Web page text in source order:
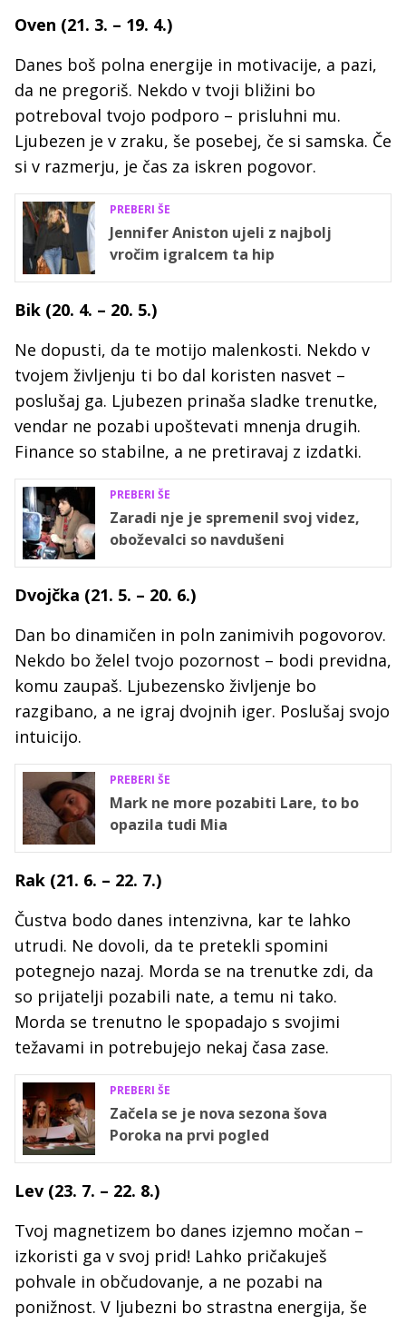
Oven (21. 3. – 19. 4.)
Danes boš polna energije in motivacije, a pazi,
da ne pregoriš. Nekdo v tvoji bližini bo
potreboval tvojo podporo – prisluhni mu.
Ljubezen je v zraku, še posebej, če si samska. Če
si v razmerju, je čas za iskren pogovor.
PREBERI ŠE
Jennifer Aniston ujeli z najbolj
vročim igralcem ta hip
Bik (20. 4. – 20. 5.)
Ne dopusti, da te motijo malenkosti. Nekdo v
tvojem življenju ti bo dal koristen nasvet –
poslušaj ga. Ljubezen prinaša sladke trenutke,
vendar ne pozabi upoštevati mnenja drugih.
Finance so stabilne, a ne pretiravaj z izdatki.
PREBERI ŠE
Zaradi nje je spremenil svoj videz,
oboževalci so navdušeni
Dvojčka (21. 5. – 20. 6.)
Dan bo dinamičen in poln zanimivih pogovorov.
Nekdo bo želel tvojo pozornost – bodi previdna,
komu zaupaš. Ljubezensko življenje bo
razgibano, a ne igraj dvojnih iger. Poslušaj svojo
intuicijo.
PREBERI ŠE
Mark ne more pozabiti Lare, to bo
opazila tudi Mia
Rak (21. 6. – 22. 7.)
Čustva bodo danes intenzivna, kar te lahko
utrudi. Ne dovoli, da te pretekli spomini
potegnejo nazaj. Morda se na trenutke zdi, da
so prijatelji pozabili nate, a temu ni tako.
Morda se trenutno le spopadajo s svojimi
težavami in potrebujejo nekaj časa zase.
PREBERI ŠE
Začela se je nova sezona šova
Poroka na prvi pogled
Lev (23. 7. – 22. 8.)
Tvoj magnetizem bo danes izjemno močan –
izkoristi ga v svoj prid! Lahko pričakuješ
pohvale in občudovanje, a ne pozabi na
ponižnost. V ljubezni bo strastna energija, še